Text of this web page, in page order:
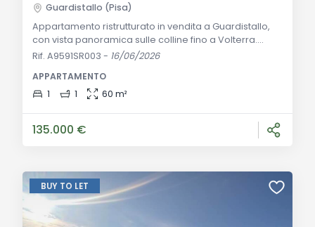
Guardistallo (Pisa)
Appartamento ristrutturato in vendita a Guardistallo,
con vista panoramica sulle colline fino a Volterra.
Ideale come seconda casa o per giovani coppie.
strada di paese a Guardistallo, questo appartamento
recentemente ristrutturato si presenta come un
Rif. A9591SR003 - 16/06/2026
APPARTAMENTO
1
1 60 m²
135.000 €
BUY TO LET